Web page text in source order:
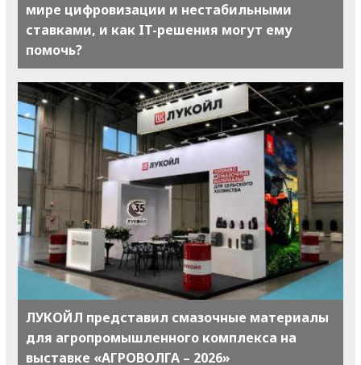
мире цифровизации и нестабильными
ставками, и как IT-решения могут ему
помочь?
ЛУКОЙЛ представил смазочные материалы
для агропромышленного комплекса на
выставке «АГРОВОЛГА – 2026»